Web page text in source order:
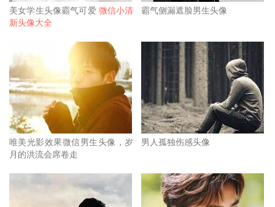
美女学生头像霸气可爱 微信小清
新头像大全
霸气侧漏遮脸男生头像
唯美光影效果微信男生头像，岁
月的洪流会席卷走
男人孤独伤感头像